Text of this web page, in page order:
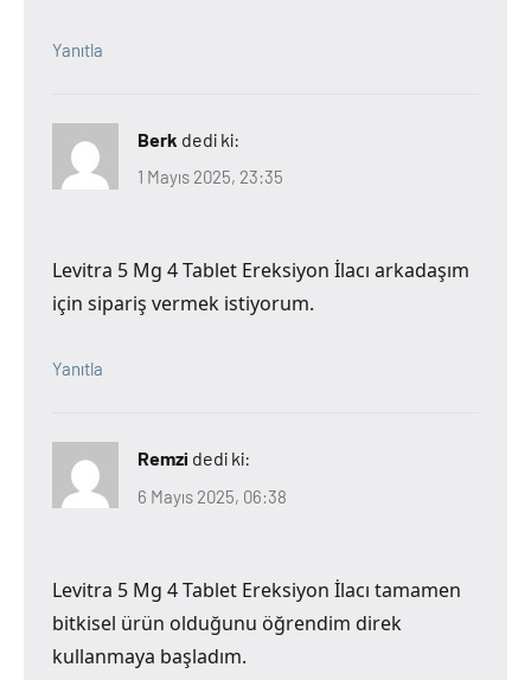
Yanıtla
Berk dedi ki:
1 Mayıs 2025, 23:35
Levitra 5 Mg 4 Tablet Ereksiyon İlacı arkadaşım
için sipariş vermek istiyorum.
Yanıtla
Remzi dedi ki:
6 Mayıs 2025, 06:38
Levitra 5 Mg 4 Tablet Ereksiyon İlacı tamamen
bitkisel ürün olduğunu öğrendim direk
kullanmaya başladım.